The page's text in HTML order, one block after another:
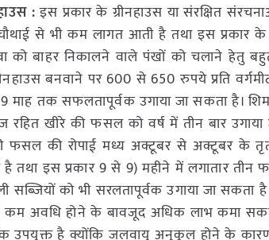
:इस प्रकार के ग्रीनहाउस या संरक्षित
से भी कम लागत आती है तथा इस प्रकार के
को बाहर निकालने वाले पंखों को चलाने हेतु
बनवाने पर 600 से 650 रुपये प्रति
तक सफलतापूर्वक उगाया जा सकता है।
रहित खीरे की फसल को वर्ष में तीन बार
फसल की रोपाई मध्य अक्टूबर से अक्टूबर के
है तथा इस प्रकार 9 से 9) महीने में लगातार
सब्जियों को भी सरलतापूर्वक उगाया जा
अवधि होने के बावजूद अधिक लाभ कमा सकते
है क्योंकि जलवायु अनुकूल होने के कारण